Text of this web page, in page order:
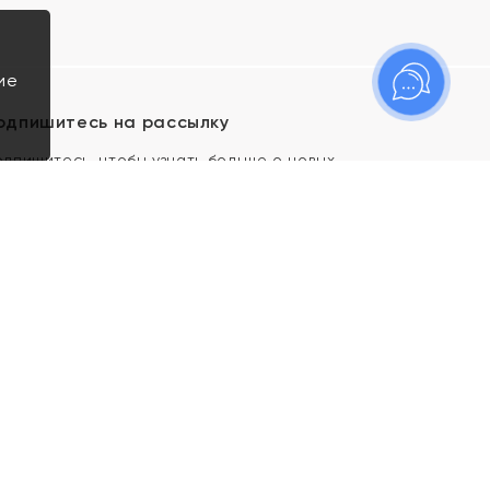
на рассылку
чтобы узнать больше о новых